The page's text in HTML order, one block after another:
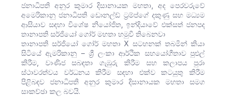
ජනාධිපති අනුර කුමාර දිසානායක මහතා, අද පෙරවරුවේ
අමෙරිකානු ජනාධිපති ඩොනල්ඩ් ට්‍රම්ප්ගේ දකුණු සහ මධ්‍යම
ආසියාව සඳහා විශේෂ නියෝජිත, ඉන්දියාවේ එක්සත් ජනපද
තානාපති සර්ජියෝ ගෝර් මහතා හමුවී තිබෙනවා
තානාපති සර්ජියෝ ගෝර් මහතා X සටහනක් තබමින් කියා
සිටියේ ඇමරිකානු – ශ්‍රී ලංකා ආර්ථික සහයෝගීතාව පුළුල්
කිරීම, වාණිජ සබඳතා ගැඹුරු කිරීම සහ කලාපය පුරා
ස්ථාවරත්වය වර්ධනය කිරීම සඳහා එක්ව කටයුතු කිරීම
පිළිබඳව ජනාධිපති අනුර කුමාර දිසානායක මහතා සමග
සාකච්ඡා කල බවයි.